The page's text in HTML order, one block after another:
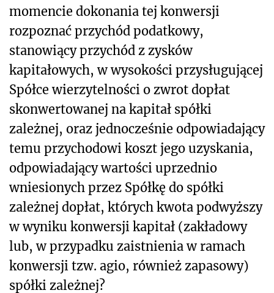
momencie dokonania tej konwersji
rozpoznać przychód podatkowy,
stanowiący przychód z zysków
kapitałowych, w wysokości przysługującej
Spółce wierzytelności o zwrot dopłat
skonwertowanej na kapitał spółki
zależnej, oraz jednocześnie odpowiadający
temu przychodowi koszt jego uzyskania,
odpowiadający wartości uprzednio
wniesionych przez Spółkę do spółki
zależnej dopłat, których kwota podwyższy
w wyniku konwersji kapitał (zakładowy
lub, w przypadku zaistnienia w ramach
konwersji tzw. agio, również zapasowy)
spółki zależnej?